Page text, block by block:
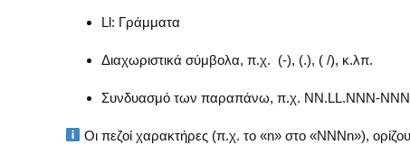
Ll: Γράμματα
Διαχωριστικά σύμβολα, π.χ. (-), (.), ( /), κ.λπ.
Συνδυασμό των παραπάνω, π.χ. NN.LL.NNN-
Οι πεζοί χαρακτήρες (π.χ. το «n» στο «NNNn»),